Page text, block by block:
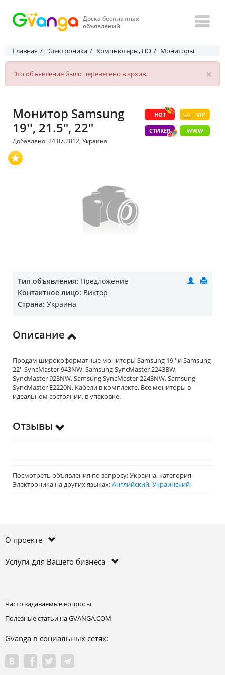
Доска бесплатных
объявлений
Главная Электроника Компьютеры, ПО Мониторы
×
Это объявление было перенесено в архив.
HOT VIP
СТИКЕР WWW
Монитор Samsung
19'', 21.5", 22"
Добавлено: 24.07.2012, Украина
Тип объявления: Предложение
Контактное лицо: Виктор
Страна: Украина
Описание
Продам широкоформатные мониторы Samsung 19'' и Samsung
22'' SyncMaster 943NW, Samsung SyncMaster 2243BW,
SyncMaster 923NW, Samsung SyncMaster 2243NW, Samsung
SyncMaster E2220N. Кабели в комплекте. Все мониторы в
идеальном состоянии, в упаковке.
Отзывы
Посмотреть объявления по запросу: Украина, категория
Электроника на других языках:Английский,Украинский
О проекте
Услуги для Вашего бизнеса
Часто задаваемые вопросы
Полезные статьи на GVANGA.COM
Gvanga в социальных сетях: